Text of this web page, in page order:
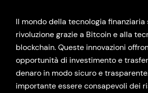
Il mondo della tecnologia finanziaria
rivoluzione grazie a Bitcoin e alla
blockchain. Queste innovazioni
opportunità di investimento e
denaro in modo sicuro e
importante essere consapevoli dei